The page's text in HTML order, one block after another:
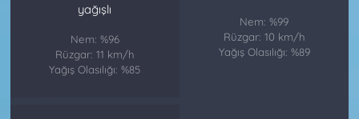
yağışlı
Nem: %96
Rüzgar: 11 km/h
Yağış Olasılığı: %85
Nem: %99
Rüzgar: 10 km/h
Yağış Olasılığı: %89